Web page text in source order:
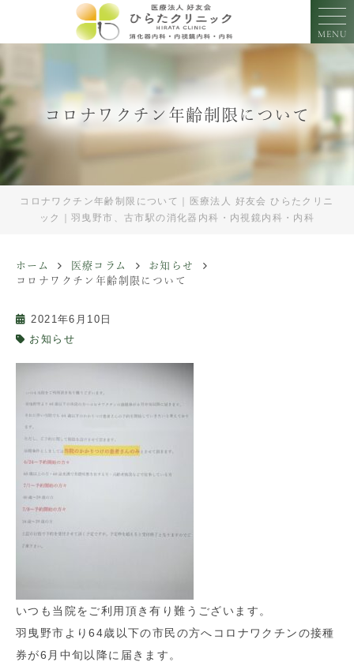
MENU
コロナワクチン年齢制限について
コロナワクチン年齢制限について｜医療法人 好友会 ひらたクリニ
ック｜羽曳野市、古市駅の消化器内科・内視鏡内科・内科
ホーム 医療コラム
お知らせ
コロナワクチン年齢制限について
2021年6月10日
お知らせ
いつも当院をご利用頂き有り難うございます。
羽曳野市より64歳以下の市民の方へコロナワクチンの接種
券が6月中旬以降に届きます。